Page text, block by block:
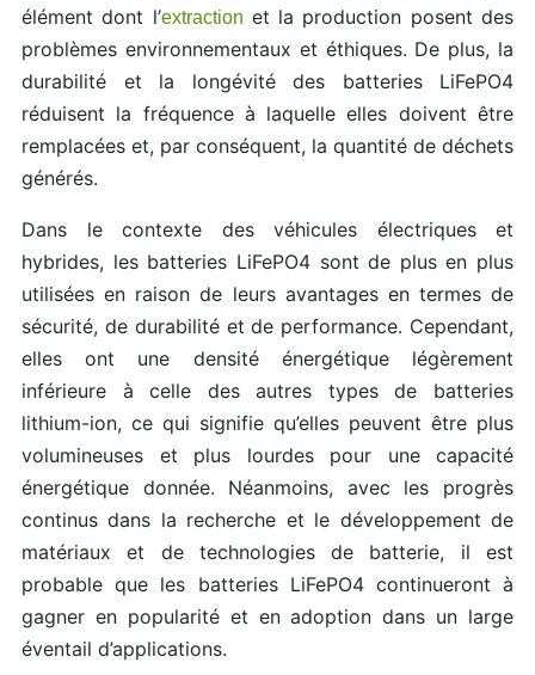
élément dont l’extraction et la production posent des
problèmes environnementaux et éthiques. De plus, la
durabilité et la longévité des batteries LiFePO4
réduisent la fréquence à laquelle elles doivent être
remplacées et, par conséquent, la quantité de déchets
générés.
Dans le contexte des véhicules électriques et
hybrides, les batteries LiFePO4 sont de plus en plus
utilisées en raison de leurs avantages en termes de
sécurité, de durabilité et de performance. Cependant,
elles ont une densité énergétique légèrement
inférieure à celle des autres types de batteries
lithium-ion, ce qui signifie qu’elles peuvent être plus
volumineuses et plus lourdes pour une capacité
énergétique donnée. Néanmoins, avec les progrès
continus dans la recherche et le développement de
matériaux et de technologies de batterie, il est
probable que les batteries LiFePO4 continueront à
gagner en popularité et en adoption dans un large
éventail d’applications.